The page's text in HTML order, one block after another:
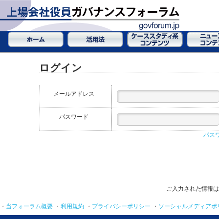
ログイン
メールアドレス
パスワード
パス
ご入力された情報
・ 当フォーラム概要 ・ 利用規約 ・ プライバシーポリシー ・ ソーシャルメディアポ